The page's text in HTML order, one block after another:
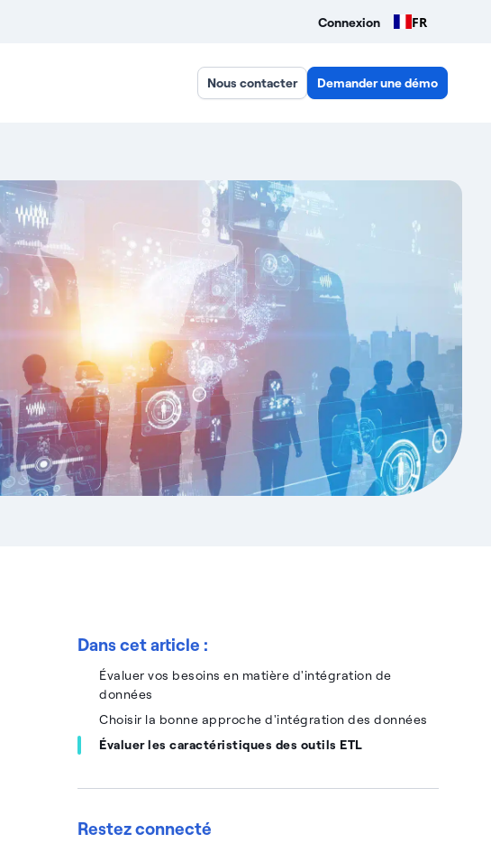
Connexion FR
Nous contacter Demander une démo
Dans cet article :
Évaluer vos besoins en matière d'intégration de
données
Choisir la bonne approche d'intégration des données
Évaluer les caractéristiques des outils ETL
Restez connecté